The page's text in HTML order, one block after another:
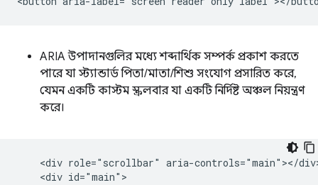
ARIA উপাদানগুলির মধ্যে শব্দার্থিক সম্পর্ক প্রকাশ করতে
পারে যা স্ট্যান্ডার্ড পিতা/মাতা/শিশু সংযোগ প্রসারিত করে,
যেমন একটি কাস্টম স্ক্রলবার যা একটি নির্দিষ্ট অঞ্চল নিয়ন্ত্রণ
করে।
<div role="scrollbar" aria-controls="main"></
    <div id="main">